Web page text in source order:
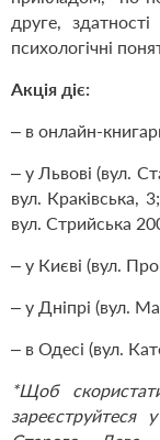
друге,
психологічні
Акція діє:
– в онлайн-
– у Львові (вул.
вул. Краківська,
вул. Стрийська
– у Києві (вул.
– у Дніпрі (вул.
– в Одесі (вул.
*Щоб
зареєструйтесяу